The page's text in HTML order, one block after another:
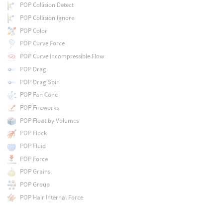
POP Collision Detect
POP Collision Ignore
POP Color
POP Curve Force
POP Curve Incompressible Flow
POP Drag
POP Drag Spin
POP Fan Cone
POP Fireworks
POP Float by Volumes
POP Flock
POP Fluid
POP Force
POP Grains
POP Group
POP Hair Internal Force